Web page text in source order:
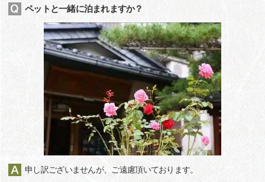
ペットと一緒に泊まれますか？
申し訳ございませんが、ご遠慮頂いております。